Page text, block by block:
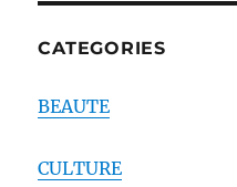
CATEGORIES
BEAUTE
CULTURE